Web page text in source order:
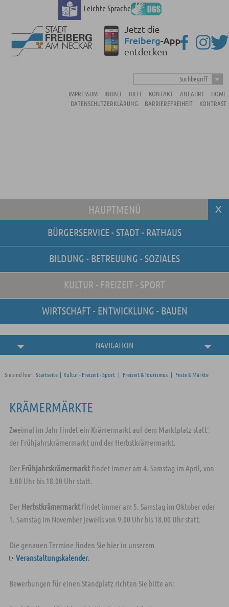
Leichte Sprache
Suchbegriff
IMPRESSUM
INHALT HILFE KONTAKT ANFAHRT
HOME
DATENSCHUTZERKLÄRUNG
BARRIEREFREIHEIT KONTRAST
HAUPTMENÜ
BÜRGERSERVICE - STADT - RATHAUS
BILDUNG - BETREUUNG - SOZIALES
KULTUR - FREIZEIT - SPORT
WIRTSCHAFT - ENTWICKLUNG - BAUEN
Unsere Stellenangebote
Online-Terminvereinbarung
Amtliche
Bekanntmachungen
NAVIGATION
Sie sind hier: Startseite | Kultur - Freizeit - Sport | Freizeit & Tourismus | Feste & Märkte
KRÄMERMÄRKTE
Zweimal im Jahr findet ein Krämermarkt auf dem Marktplatz statt:
der Frühjahrskrämermarkt und der Herbstkrämermarkt.
Der Frühjahrskrämermarktfindet immer am 4. Samstag im April, von
8.00 Uhr bis 18.00 Uhr statt.
Der Herbstkrämermarktfindet immer am 5. Samstag im Oktober oder
1. Samstag im November jeweils von 9.00 Uhr bis 18.00 Uhr statt.
Die genauen Termine finden Sie hier in unserem
Veranstaltungskalender.
Bewerbungen für einen Standplatz richten Sie bitte an: